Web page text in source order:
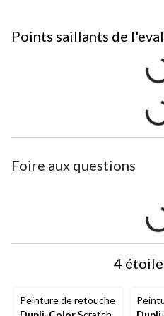
Points saillants de
Foire aux questions
4
Peinture de retouche